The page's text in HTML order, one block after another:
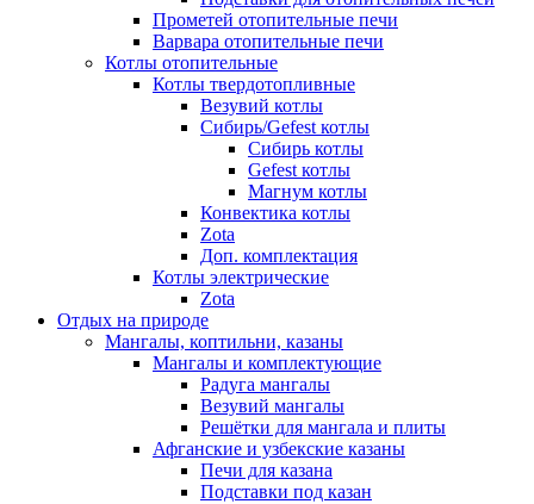
Прометей отопительные печи
Варвара отопительные печи
Котлы отопительные
Котлы твердотопливные
Везувий котлы
Сибирь/Gefest котлы
Сибирь котлы
Gefest котлы
Магнум котлы
Конвектика котлы
Zota
Доп. комплектация
Котлы электрические
Zota
Отдых на природе
Мангалы, коптильни, казаны
Мангалы и комплектующие
Радуга мангалы
Везувий мангалы
Решётки для мангала и плиты
Афганские и узбекские казаны
Печи для казана
Подставки под казан